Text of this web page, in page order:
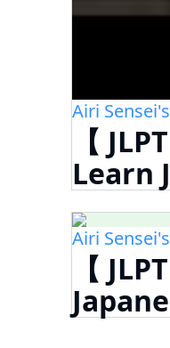
Airi
【
Learn
Airi
【